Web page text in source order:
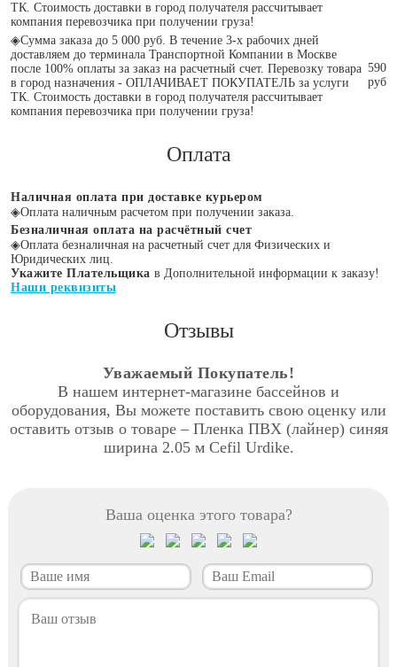
ТК. Стоимость доставки в город получателя рассчитывает
компания перевозчика при получении груза!
◈Сумма заказа до 5 000 руб. В течение 3-х рабочих дней
доставляем до терминала Транспортной Компании в Москве
после 100% оплаты за заказ на расчетный счет. Перевозку товара
в город назначения - ОПЛАЧИВАЕТ ПОКУПАТЕЛЬ за услуги
ТК. Стоимость доставки в город получателя рассчитывает
компания перевозчика при получении груза!
590
руб
Оплата
Наличная оплата при доставке курьером
◈Оплата наличным расчетом при получении заказа.
Безналичная оплата на расчётный счет
◈Оплата безналичная на расчетный счет для Физических и
Юридических лиц.
Укажите Плательщика в Дополнительной информации к заказу!
Наши реквизиты
Отзывы
Уважаемый Покупатель!
В нашем интернет-магазине бассейнов и
оборудования, Вы можете поставить свою оценку или
оставить отзыв о товаре – Пленка ПВХ (лайнер) синяя
ширина 2.05 м Cefil Urdike.
Ваша оценка этого товара?